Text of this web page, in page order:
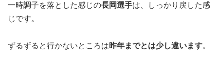
一時調子を落とした感じの長岡選手は、しっかり戻した感
じです。
ずるずると行かないところは昨年までとは少し違います。